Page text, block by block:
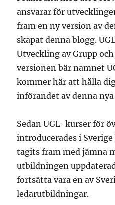
ansvarar för
fram en ny version av
skapat denna blogg.
Utveckling av Grupp och
versionen bär namnet
kommer här att hålla
införandet av denna
Sedan UGL-kurser för
introducerades i
tagits fram med jämna
utbildningen
fortsätta vara en av
ledarutbildningar.